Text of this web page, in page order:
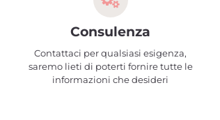
Consulenza
Contattaci per qualsiasi esigenza,
saremo lieti di poterti fornire tutte le
informazioni che desideri